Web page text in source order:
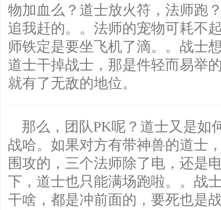
物加血么？道士放火符，法师跑
追我赶的。。法师的宠物可耗不
师铁定是要坐飞机了滴。。战士
道士干掉战士，那是件轻而易举
就有了无敌的地位。
那么，团队PK呢？道士又是如
战哈。如果对方有带神兽的道士
围攻的，三个法师除了电，还是
下，道士也只能满场跑啦。。战
干啥，都是冲前面的，要死也是